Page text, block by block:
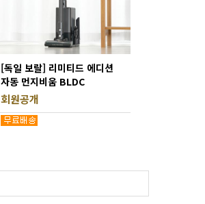
[독일 보랄] 리미티드 에디션
자동 먼지비움 BLDC
무선청소기 / HNZ-550AVC
회원공개